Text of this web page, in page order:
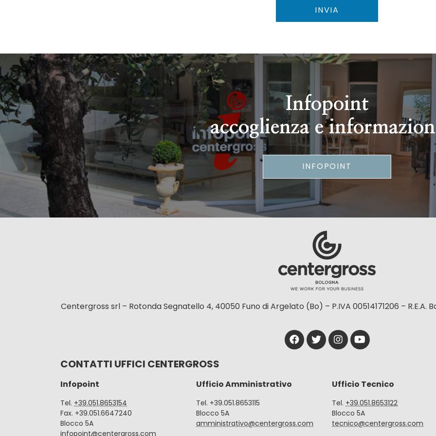
INVIA
Infopoint
accoglienza e
INFOPOINT
Centergross srl – Rotonda Segnatello 4, 40050 Funo di Argelato (Bo) – P.IVA 00514171206 – R.E.A.
CONTATTI UFFICI CENTERGROSS
Infopoint
Tel. +39.051.8653154
Fax. +39.051.6647240
Blocco 5A
infopoint@centergross.com
Ufficio Amministrativo
Tel. +39.051.8653115
Blocco 5A
amministrativo@centergross.com
Ufficio Tecnico
Tel. +39.051.8653122
Blocco 5A
tecnico@centergross.com